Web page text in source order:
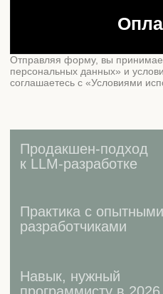
Современные ИИ инструменты